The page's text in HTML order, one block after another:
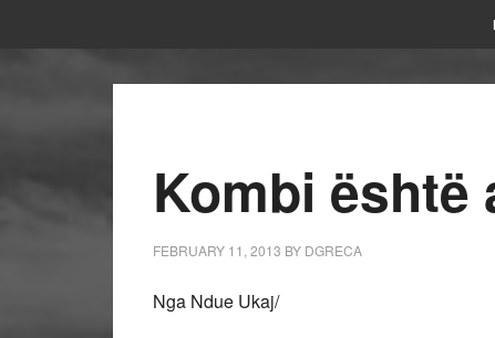
Kombi është
FEBRUARY 11, 2013 BY DGRECA
Nga Ndue Ukaj/